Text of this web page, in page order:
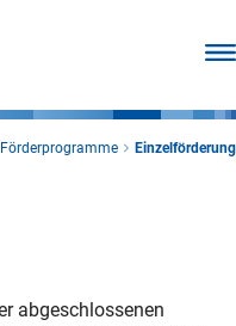
Einzelförderung
abgeschlossenen